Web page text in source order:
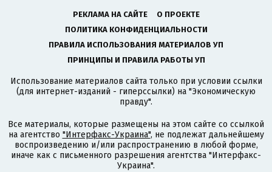
РЕКЛАМА НА САЙТЕ
О ПРОЕКТЕ
ПОЛИТИКА КОНФИДЕНЦИАЛЬНОСТИ
ПРАВИЛА ИСПОЛЬЗОВАНИЯ МАТЕРИАЛОВ УП
ПРИНЦИПЫ И ПРАВИЛА РАБОТЫ УП
Использование материалов сайта только при условии ссылки
(для интернет-изданий - гиперссылки) на "Экономическую
правду".
Все материалы, которые размещены на этом сайте со ссылкой
на агентство "Интерфакс-Украина", не подлежат дальнейшему
воспроизведению и/или распространению в любой форме,
иначе как с письменного разрешения агентства "Интерфакс-
Украина".